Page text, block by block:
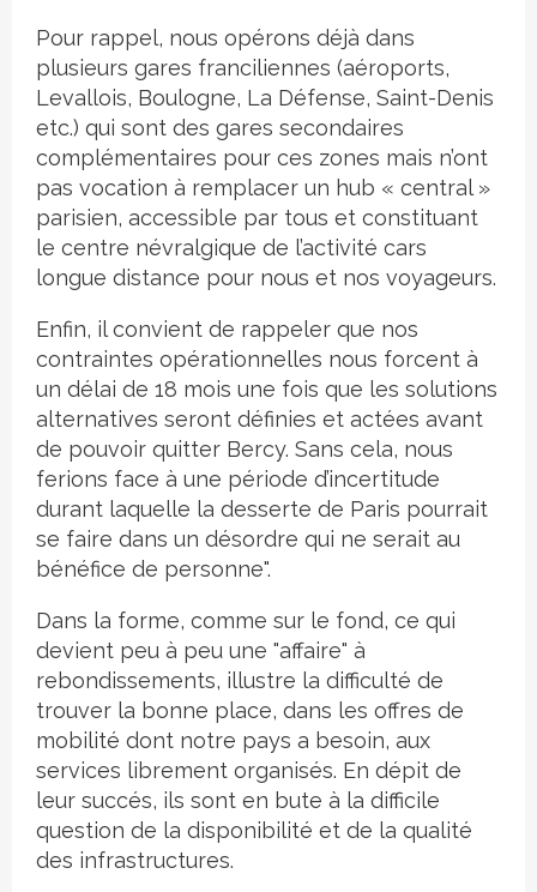
Pour rappel, nous opérons déjà dans
plusieurs gares franciliennes (aéroports,
Levallois, Boulogne, La Défense, Saint-Denis
etc.) qui sont des gares secondaires
complémentaires pour ces zones mais n’ont
pas vocation à remplacer un hub « central »
parisien, accessible par tous et constituant
le centre névralgique de l’activité cars
longue distance pour nous et nos voyageurs.
Enfin, il convient de rappeler que nos
contraintes opérationnelles nous forcent à
un délai de 18 mois une fois que les solutions
alternatives seront définies et actées avant
de pouvoir quitter Bercy. Sans cela, nous
ferions face à une période d’incertitude
durant laquelle la desserte de Paris pourrait
se faire dans un désordre qui ne serait au
bénéfice de personne".
Dans la forme, comme sur le fond, ce qui
devient peu à peu une "affaire" à
rebondissements, illustre la difficulté de
trouver la bonne place, dans les offres de
mobilité dont notre pays a besoin, aux
services librement organisés. En dépit de
leur succés, ils sont en bute à la difficile
question de la disponibilité et de la qualité
des infrastructures.